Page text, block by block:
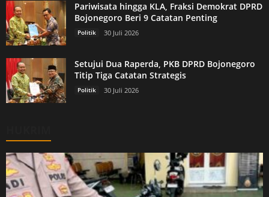
Pariwisata hingga KLA, Fraksi Demokrat DPRD
Bojonegoro Beri 9 Catatan Penting
Politik 30 Juli 2026
Setujui Dua Raperda, PKB DPRD Bojonegoro
Titip Tiga Catatan Strategis
Politik 30 Juli 2026